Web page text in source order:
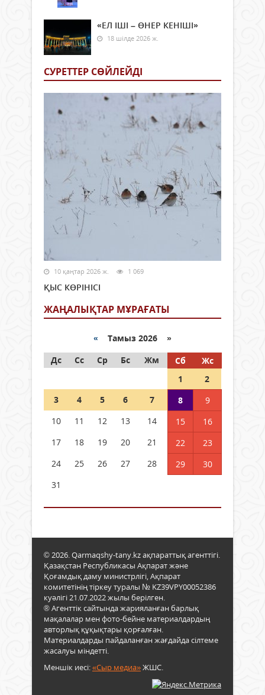
«ЕЛ ІШІ – ӨНЕР КЕНІШІ»
18 шілде 2026 ж.
СУРЕТТЕР СӨЙЛЕЙДI
10 қаңтар 2026 ж. 1 069
ҚЫС КӨРІНІСІ
ЖАҢАЛЫҚТАР МҰРАҒАТЫ
« Тамыз 2026 »
Дс
Сс Ср Бс Жм Сб
Жс
1
2
3
4 5 6 7 8
9
10
11 12 13 14 15
16
17
18 19 20 21 22
23
24
25 26 27 28 29
30
31
© 2026. Qarmaqshy-tany.kz ақпараттық агенттігі.
Қазақстан Республикасы Ақпарат және
Қоғамдық даму министрлігі, Ақпарат
комитетінің тіркеу туралы № KZ39VPY00052386
куәлігі 21.07.2022 жылы берілген.
® Агенттік сайтында жарияланған барлық
мақалалар мен фото-бейне материалдардың
авторлық құқықтары қорғалған.
Материалдарды пайдаланған жағдайда сілтеме
жасалуы міндетті.
Меншік иесі:«Сыр медиа»ЖШС.